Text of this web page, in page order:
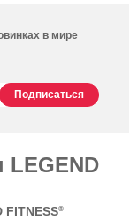
в мире
®